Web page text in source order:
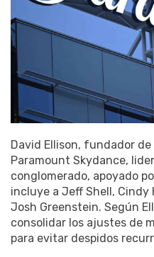
David Ellison, fundador de
Paramount Skydance,
conglomerado, apoyado
incluye a Jeff Shell, Cindy
Josh Greenstein. Según
consolidar los ajustes de
para evitar despidos